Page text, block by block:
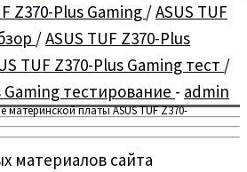
материнской платы ASUS TUF Z370-
Z370-Plus Gaming /ASUS TUF
/ASUS TUF Z370-Plus
TUF Z370-Plus Gaming тест /
Gaming тестирование - admin
материалов сайта